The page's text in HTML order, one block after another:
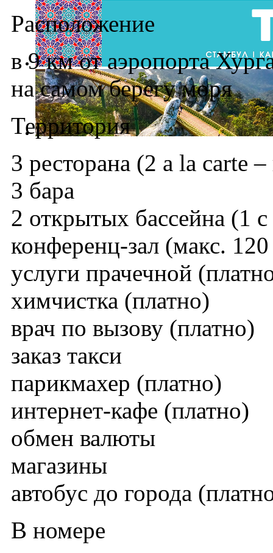
Расположение
в 9 км от аэропорта
на самом берегу моря
Территория
3 ресторана (2 a la carte
3 бара
2 открытых бассейна (1
конференц-зал (макс.
услуги прачечной
химчистка (платно)
врач по вызову (платно)
заказ такси
парикмахер (платно)
интернет-кафе (платно)
обмен валюты
магазины
автобус до города
В номере